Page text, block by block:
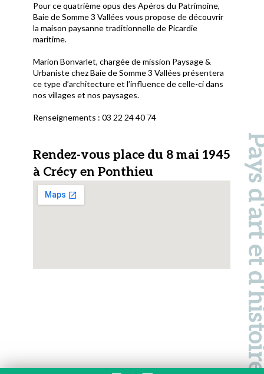
Pour ce quatrième opus des Apéros du Patrimoine,
Baie de Somme 3 Vallées vous propose de découvrir
la maison paysanne traditionnelle de Picardie
maritime.
Marion Bonvarlet, chargée de mission Paysage &
Urbaniste chez Baie de Somme 3 Vallées présentera
ce type d’architecture et l’influence de celle-ci dans
nos villages et nos paysages.
Renseignements : 03 22 24 40 74
Rendez-vous place du 8 mai 1945
à Crécy en Ponthieu
Pays